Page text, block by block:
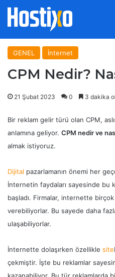
GENEL İnternet
CPM Nedir?
21 Şubat 2023 0 3 dakika
Bir reklam gelir türü olan CPM,
anlamına geliyor. CPM nedir ve
almak istiyoruz.
Dijital pazarlamanın önemi her
İnternetin faydaları sayesinde bu
başladı. Firmalar, internette
verebiliyorlar. Bu sayede daha
ulaşabiliyorlar.
İnternette dolaşırken özellikle site
çekmiştir. İşte bu reklamlar